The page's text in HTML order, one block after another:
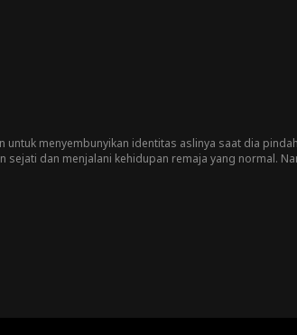
untuk menyembunyikan identitas aslinya saat dia
sejati dan menjalani kehidupan remaja yang normal.